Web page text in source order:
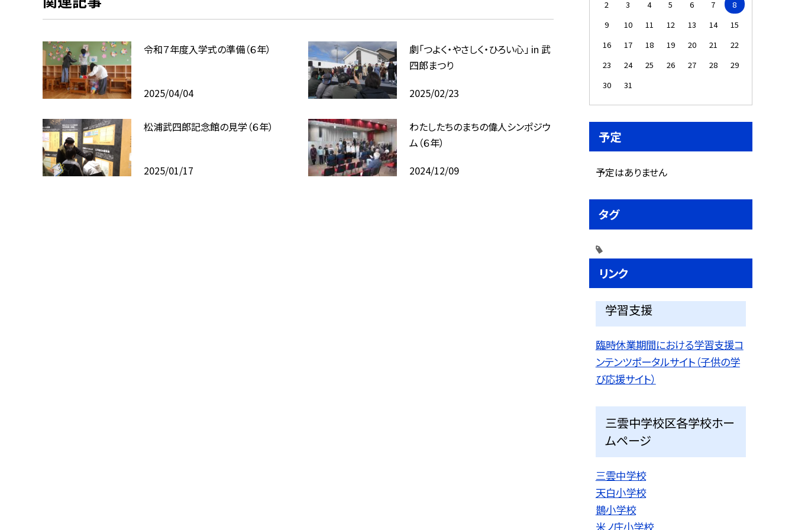
令和７年度入学式の準備（６年）
2025/04/04
劇「つよく・やさしく・ひろい心」 in 武
四郎まつり
2025/02/23
松浦武四郎記念館の見学（６年）
2025/01/17
わたしたちのまちの偉人シンポジウ
ム（６年）
2024/12/09
2 3 4 5 6 7
8
9
10 11 12 13 14
15
16
17 18 19 20 21
22
23
24 25 26 27 28
29
30
31
予定
予定はありません
タグ
リンク
学習支援
臨時休業期間における学習支援コ
ンテンツポータルサイト（子供の学
び応援サイト）
三雲中学校区各学校ホー
ムページ
三雲中学校
天白小学校
鵲小学校
米ノ庄小学校